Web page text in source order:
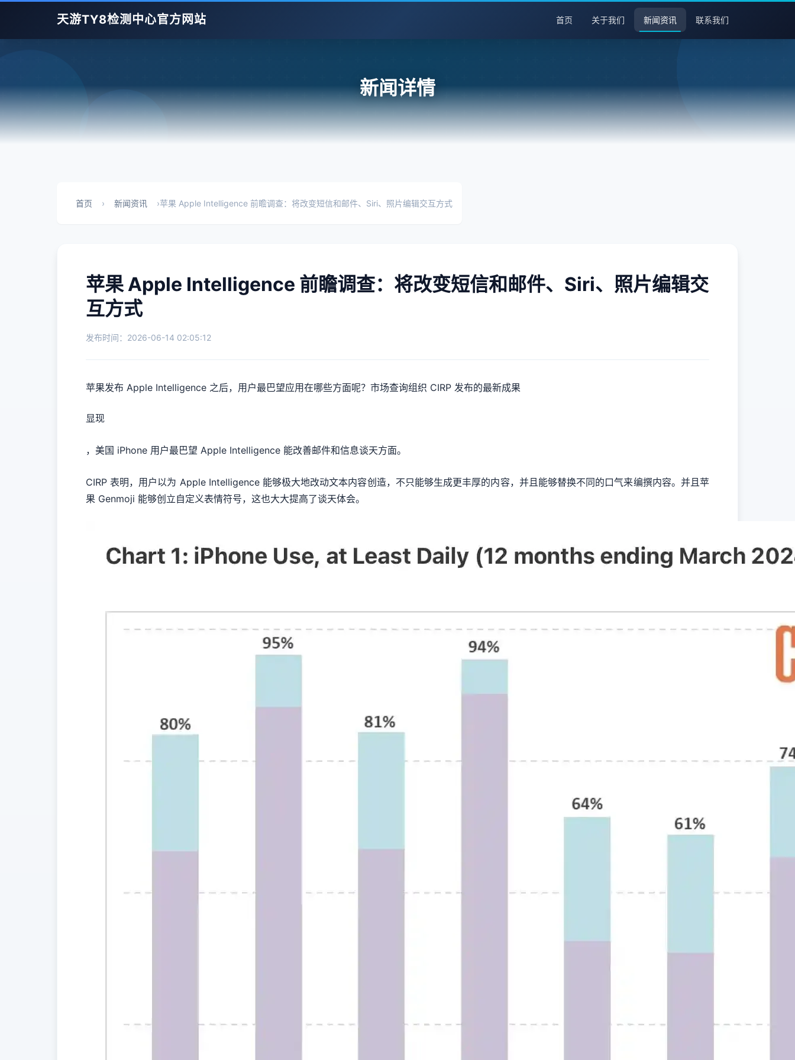
天游TY8检测中心官方网站 首页 关于我们 新闻资讯 联系我们
新闻详情
首页 › 新闻资讯 ›苹果 Apple Intelligence 前瞻调查：将改变短信和邮件、Siri、照片编辑交互方式
苹果 Apple Intelligence 前瞻调查：将改变短信和邮件、Siri、照片编辑交
互方式
发布时间：2026-06-14 02:05:12
苹果发布 Apple Intelligence 之后，用户最巴望应用在哪些方面呢？市场查询组织 CIRP 发布的最新成果
显现
，美国 iPhone 用户最巴望 Apple Intelligence 能改善邮件和信息谈天方面。
CIRP 表明，用户以为 Apple Intelligence 能够极大地改动文本内容创造，不只能够生成更丰厚的内容，并且能够替换不同的口气来编撰内容。并且苹
果 Genmoji 能够创立自定义表情符号，这也大大提高了谈天体会。